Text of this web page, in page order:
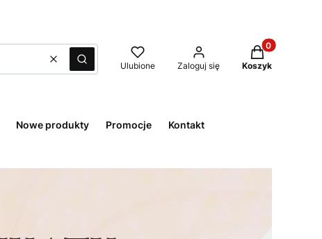
WyczyśćSzukaj Ulubione Zaloguj się
Produkty w
Koszyk
Nowe produkty Promocje Kontakt